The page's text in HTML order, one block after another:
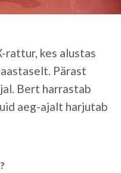
rattur, kes alustas
Pärast
Bert harrastab
aeg-ajalt harjutab